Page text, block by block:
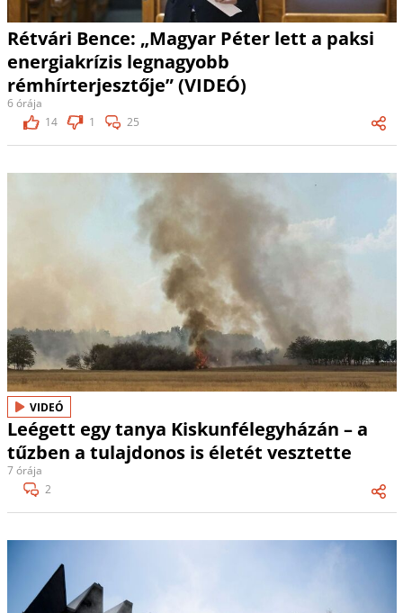
Rétvári Bence: „Magyar Péter lett a paksi
energiakrízis legnagyobb
rémhírterjesztője” (VIDEÓ)
6 órája
14
1 25
VIDEÓ
Leégett egy tanya Kiskunfélegyházán – a
tűzben a tulajdonos is életét vesztette
7 órája
2